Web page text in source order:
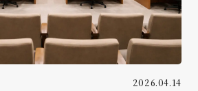
2026.04.14